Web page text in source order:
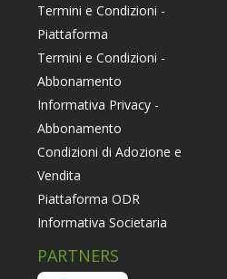
Termini e Condizioni -
Piattaforma
Termini e Condizioni -
Abbonamento
Informativa Privacy -
Abbonamento
Condizioni di Adozione e
Vendita
Piattaforma ODR
Informativa Societaria
PARTNERS